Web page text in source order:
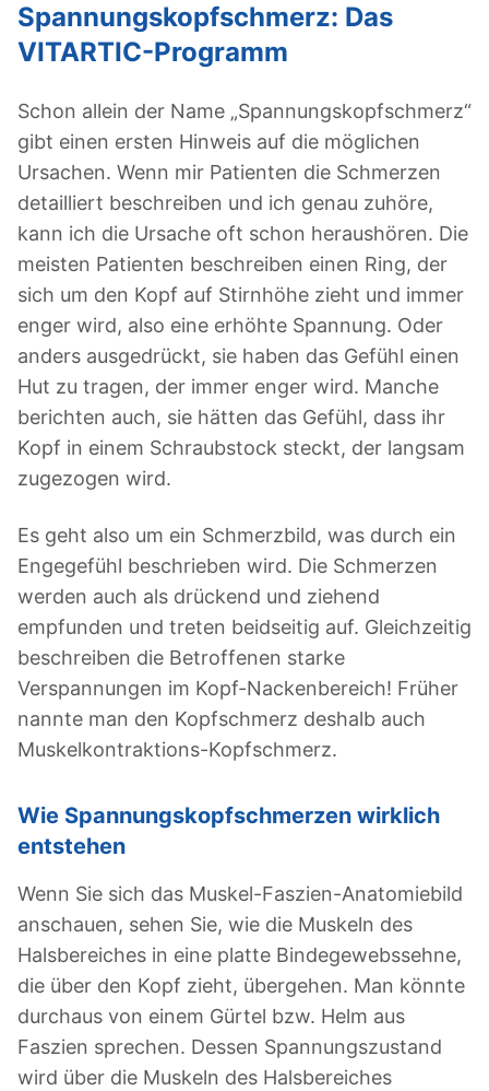
Spannungskopfschmerz: Das
VITARTIC-Programm
Schon allein der Name „Spannungskopfschmerz“
gibt einen ersten Hinweis auf die möglichen
Ursachen. Wenn mir Patienten die Schmerzen
detailliert beschreiben und ich genau zuhöre,
kann ich die Ursache oft schon heraushören. Die
meisten Patienten beschreiben einen Ring, der
sich um den Kopf auf Stirnhöhe zieht und immer
enger wird, also eine erhöhte Spannung. Oder
anders ausgedrückt, sie haben das Gefühl einen
Hut zu tragen, der immer enger wird. Manche
berichten auch, sie hätten das Gefühl, dass ihr
Kopf in einem Schraubstock steckt, der langsam
zugezogen wird.
Es geht also um ein Schmerzbild, was durch ein
Engegefühl beschrieben wird. Die Schmerzen
werden auch als drückend und ziehend
empfunden und treten beidseitig auf. Gleichzeitig
beschreiben die Betroffenen starke
Verspannungen im Kopf-Nackenbereich! Früher
nannte man den Kopfschmerz deshalb auch
Muskelkontraktions-Kopfschmerz.
Wie Spannungskopfschmerzen wirklich
entstehen
Wenn Sie sich das Muskel-Faszien-Anatomiebild
anschauen, sehen Sie, wie die Muskeln des
Halsbereiches in eine platte Bindegewebssehne,
die über den Kopf zieht, übergehen. Man könnte
durchaus von einem Gürtel bzw. Helm aus
Faszien sprechen. Dessen Spannungszustand
wird über die Muskeln des Halsbereiches